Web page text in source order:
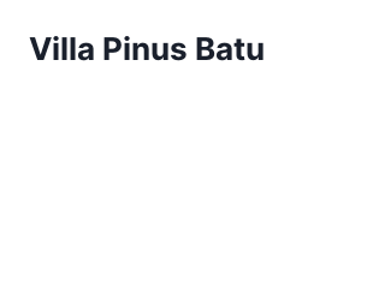
Villa Pinus Batu